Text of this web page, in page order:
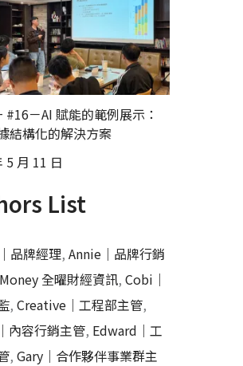
#16－AI 賦能的範例展示：
結構化的解決方案
5 月 11 日
List
品牌經理,Annie｜品牌行銷
全曜財經資訊,Cobi｜
,Creative｜工程部主管,
內容行銷主管, Edward｜工
,Gary｜合作夥伴事業群主